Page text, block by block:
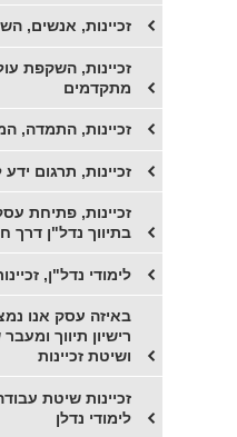
זכיינות, אנשים,
זכיינות, השקפת
מתקדמים
זכיינות, התמדה,
זכיינות, תרגום
זכיינות, פתיחת
בתיווך נדל"ן דרך
לימודי נדל"ן,
​באיזה עסק אנו
רישיון תיווך
ושיטת זכיינות
זכיינות שיטת
לימודי נדלן